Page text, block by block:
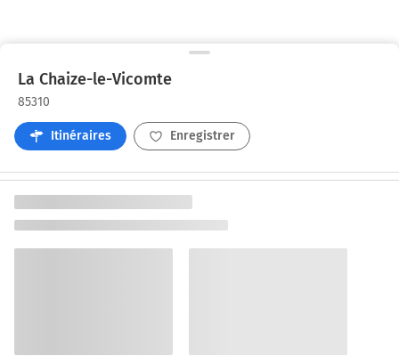
La Chaize-le-Vicomte
85310
Itinéraires Enregistrer